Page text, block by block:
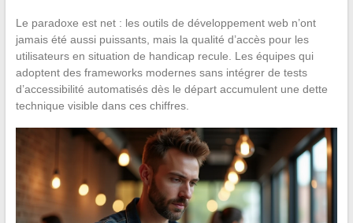
Le paradoxe est net : les outils de développement web n’ont
jamais été aussi puissants, mais la qualité d’accès pour les
utilisateurs en situation de handicap recule. Les équipes qui
adoptent des frameworks modernes sans intégrer de tests
d’accessibilité automatisés dès le départ accumulent une dette
technique visible dans ces chiffres.